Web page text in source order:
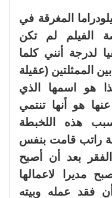
المغرقة في
الفيلم لم تكن
لدرجة أنني كلما
الممثلتين (عقيلة
هو اسمها الذي
هو أنها تنتمي
سبب هذه اللخبطة
راتب قامت بنفس
بعد أن أصبح
مديرا لاعمالها
فقد عمله وبيته